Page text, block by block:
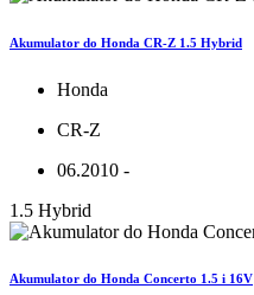
Akumulator do Honda CR-Z 1.5 Hybrid
Honda
CR-Z
06.2010 -
1.5 Hybrid
Akumulator do Honda Concerto 1.5 i 16V